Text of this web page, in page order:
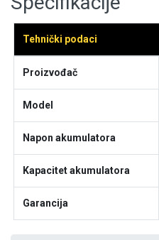
Tehnički podaci
Proizvođač
Model
Napon akumulatora
Kapacitet akumulatora
Garancija